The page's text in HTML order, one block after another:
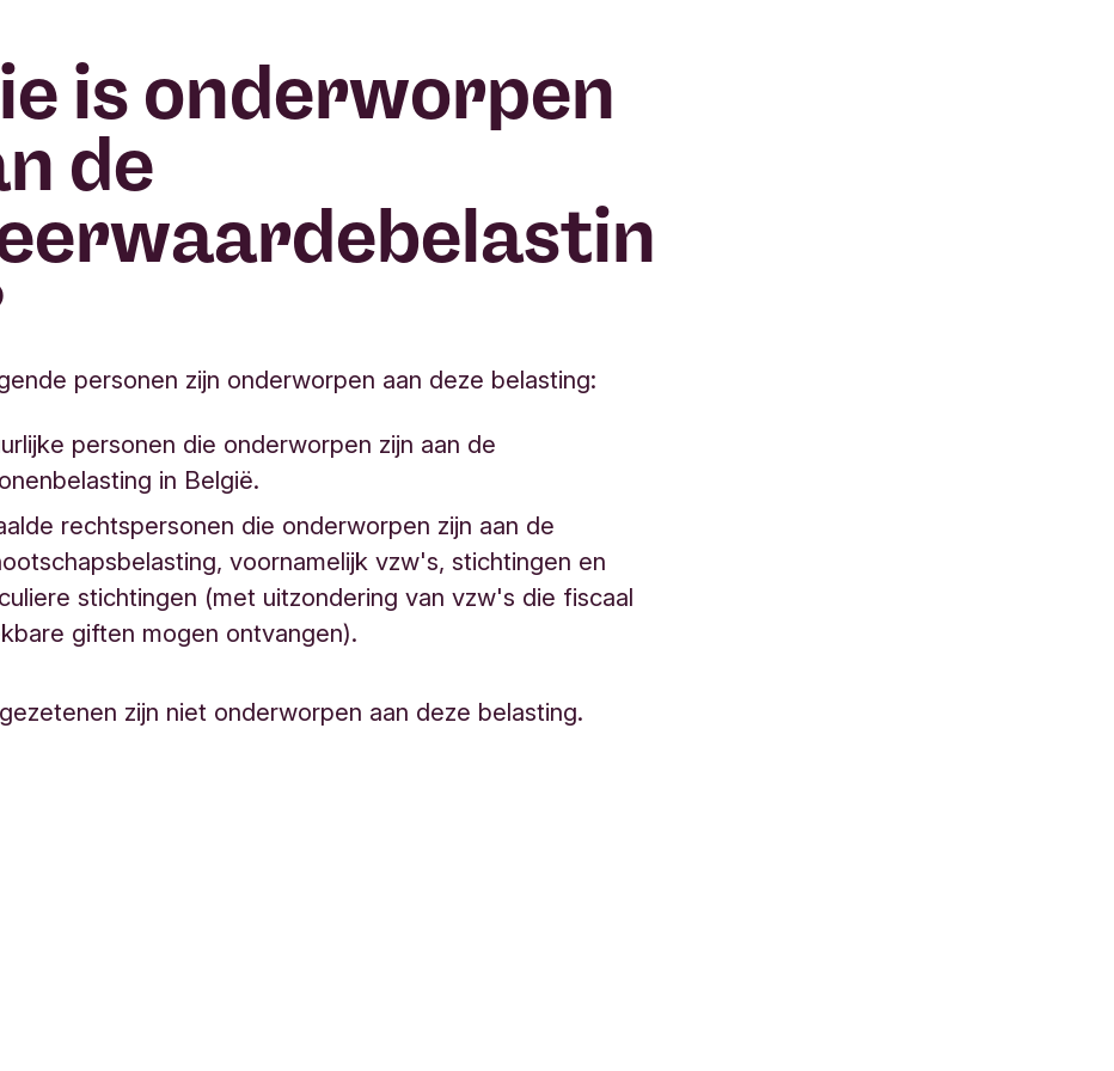
is onderworpen
de
personen zijn onderworpen aan deze belasting:
personen die onderworpen zijn aan de
in België.
rechtspersonen die onderworpen zijn aan de
voornamelijk vzw's, stichtingen en
stichtingen (met uitzondering van vzw's die fiscaal
giften mogen ontvangen).
zijn niet onderworpen aan deze belasting.